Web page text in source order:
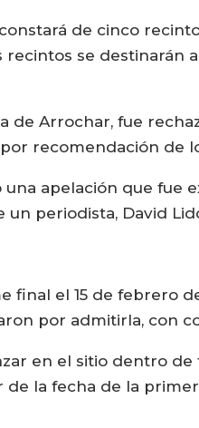
de cinco
recintos se
de Arrochar, fue
recomendación de
apelación que fue
periodista, David
final el 15 de febrero
por admitirla, con
en el sitio dentro
la fecha de la